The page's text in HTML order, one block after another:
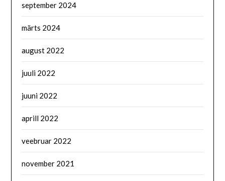
september 2024
märts 2024
august 2022
juuli 2022
juuni 2022
aprill 2022
veebruar 2022
november 2021